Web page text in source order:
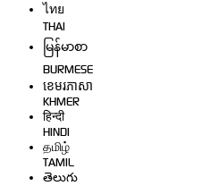
ไทย
THAI
မြန်မာစာ
BURMESE
ខេមរភាសា
KHMER
हिन्दी
HINDI
தமிழ்
TAMIL
తెలుగు